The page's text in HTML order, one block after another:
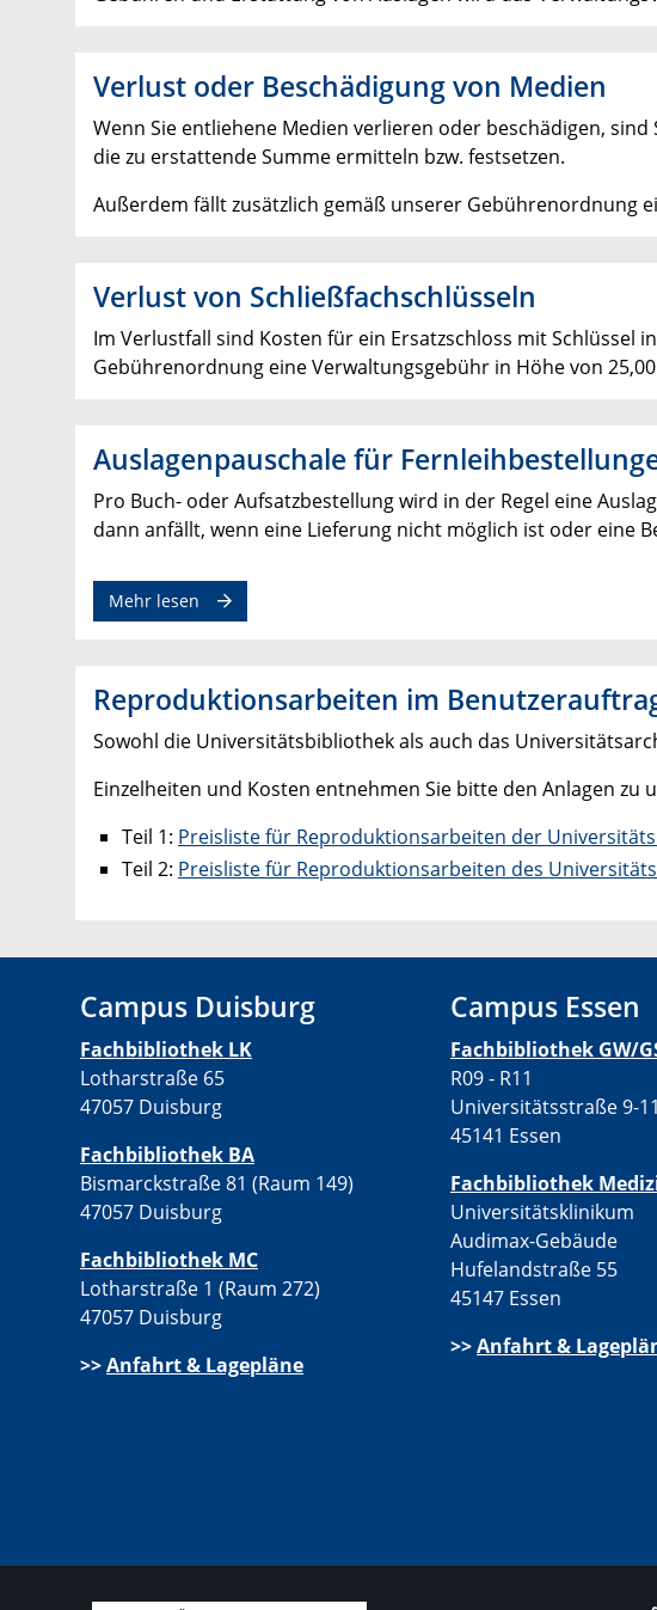
Verlust oder Beschädigung von Medien
Wenn Sie entliehene Medien verlieren oder beschädigen, sind
die zu erstattende Summe ermitteln bzw. festsetzen.
Außerdem fällt zusätzlich gemäß unserer Gebührenordnung
Verlust von Schließfachschlüsseln
Im Verlustfall sind Kosten für ein Ersatzschloss mit Schlüssel
Gebührenordnung eine Verwaltungsgebühr in Höhe von
Auslagenpauschale für
Pro Buch- oder Aufsatzbestellung wird in der Regel eine
dann anfällt, wenn eine Lieferung nicht möglich ist oder eine
Mehr lesen
Reproduktionsarbeiten im
Sowohl die Universitätsbibliothek als auch das
Einzelheiten und Kosten entnehmen Sie bitte den Anlagen zu
Teil 1: Preisliste für Reproduktionsarbeiten der
Teil 2: Preisliste für Reproduktionsarbeiten des
Campus Duisburg
Fachbibliothek LK
Lotharstraße 65
47057 Duisburg
Fachbibliothek BA
Bismarckstraße 81 (Raum 149)
47057 Duisburg
Fachbibliothek MC
Lotharstraße 1 (Raum 272)
47057 Duisburg
>>Anfahrt & Lagepläne
Campus Essen
Fachbibliothek GW/
R09 - R11
Universitätsstraße 9-11
45141 Essen
Fachbibliothek
Universitätsklinikum
Audimax-Gebäude
Hufelandstraße 55
45147 Essen
>>Anfahrt &